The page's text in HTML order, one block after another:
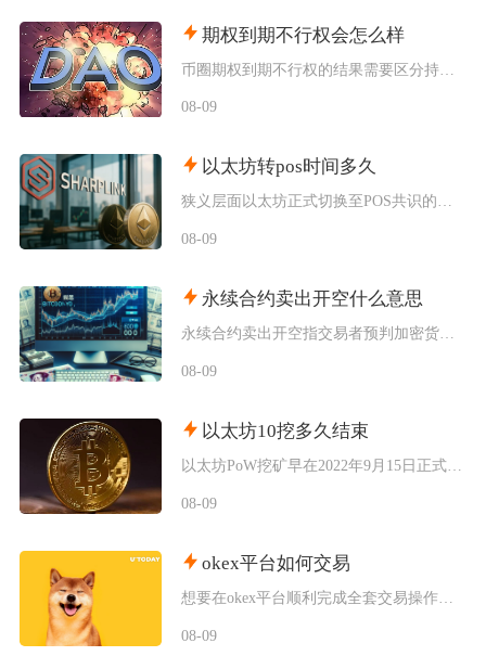
期权到期不行权会怎么样
08-09
以太坊转pos时间多久
狭义层面以太坊正式切换至POS共识的瞬间过渡仅十余分钟，广义上从信标链上线到合并落地，整个
08-09
永续合约卖出开空什么意思
08-09
以太坊10挖多久结束
08-09
okex平台如何交易
08-09